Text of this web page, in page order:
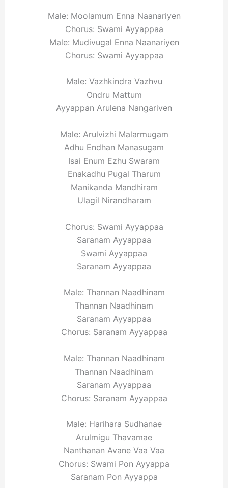
Male: Moolamum Enna Naanariyen
Chorus: Swami Ayyappaa
Male: Mudivugal Enna Naanariyen
Chorus: Swami Ayyappaa
Male: Vazhkindra Vazhvu
Ondru Mattum
Ayyappan Arulena Nangariven
Male: Arulvizhi Malarmugam
Adhu Endhan Manasugam
Isai Enum Ezhu Swaram
Enakadhu Pugal Tharum
Manikanda Mandhiram
Ulagil Nirandharam
Chorus: Swami Ayyappaa
Saranam Ayyappaa
Swami Ayyappaa
Saranam Ayyappaa
Male: Thannan Naadhinam
Thannan Naadhinam
Saranam Ayyappaa
Chorus: Saranam Ayyappaa
Male: Thannan Naadhinam
Thannan Naadhinam
Saranam Ayyappaa
Chorus: Saranam Ayyappaa
Male: Harihara Sudhanae
Arulmigu Thavamae
Nanthanan Avane Vaa Vaa
Chorus: Swami Pon Ayyappa
Saranam Pon Ayyappa